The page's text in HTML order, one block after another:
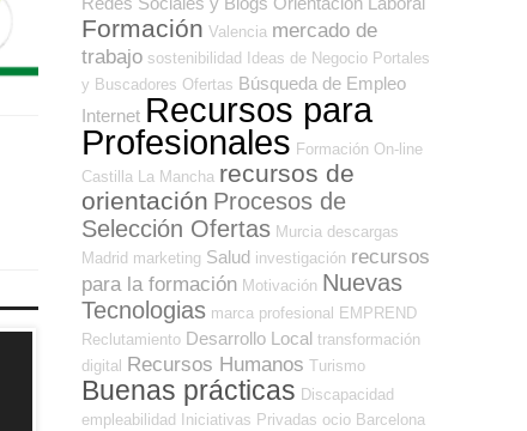
Formación Valencia mercado de
trabajo sostenibilidad Ideas de Negocio Portales
y Buscadores Ofertas Búsqueda de Empleo
Internet Recursos para
Profesionales Formación On-line
Castilla La Mancha recursos de
orientación Procesos de
Selección Ofertas Murcia descargas
Madrid marketing Salud investigación recursos
para la formación Motivación Nuevas
Tecnologias marca profesional
EMPREND
Reclutamiento Desarrollo Local transformación
digital Recursos Humanos Turismo
Buenas prácticas Discapacidad
empleabilidad
Iniciativas Privadas ocio Barcelona